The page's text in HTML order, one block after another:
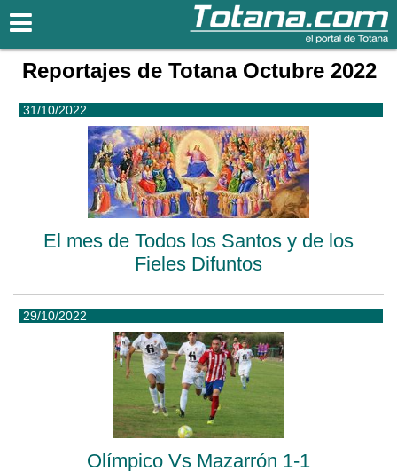
Reportajes de Totana Octubre 2022
31/10/2022
El mes de Todos los Santos y de los
Fieles Difuntos
29/10/2022
Olímpico Vs Mazarrón 1-1